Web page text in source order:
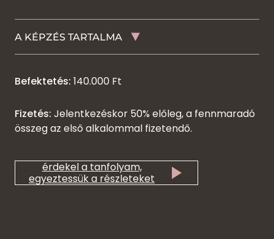
A KÉPZÉS TARTALMA
Befektetés: 140.000 Ft
Fizetés: Jelentkezéskor 50% előleg, a fennmaradó
összeg az első alkalommal fizetendő.
érdekel a tanfolyam,
egyeztessük a részleteket